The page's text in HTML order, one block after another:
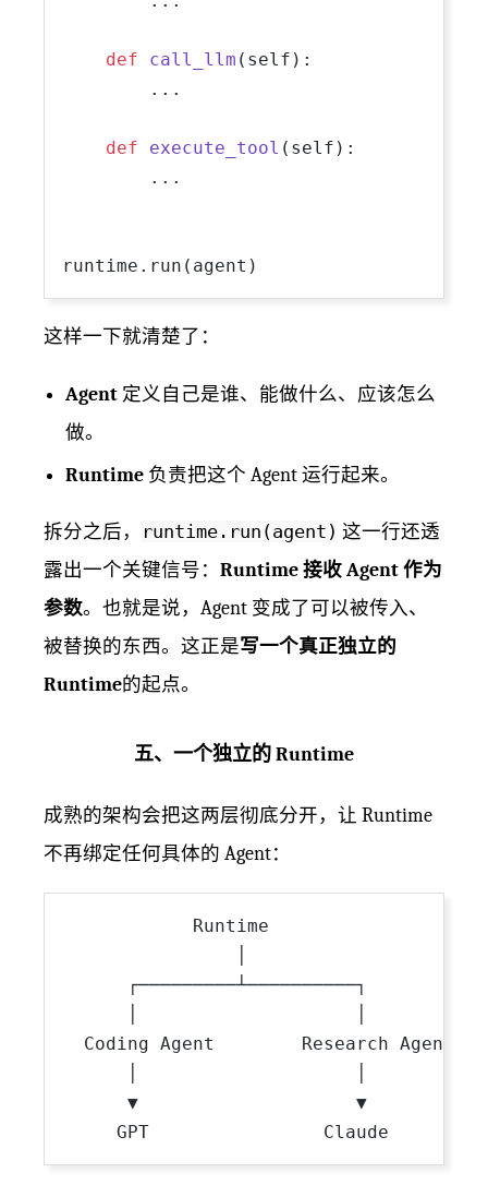
def call_llm ( self ):
        ...
def execute_tool ( self ):
        ...
这样一下就清楚了：
Agent 定义自己是谁、能做什么、应该怎么
做。
Runtime 负责把这个 Agent 运行起来。
拆分之后， runtime.run(agent) 这一行还透
露出一个关键信号： Runtime 接收 Agent 作为
参数。也就是说，Agent 变成了可以被传入、
被替换的东西。这正是写一个真正独立的
Runtime的起点。
五、一个独立的 Runtime
成熟的架构会把这两层彻底分开，让 Runtime
不再绑定任何具体的 Agent：
            Runtime
      ┌─────────┴──────────┐
  Coding Agent        Research Agent
      ▼                    ▼